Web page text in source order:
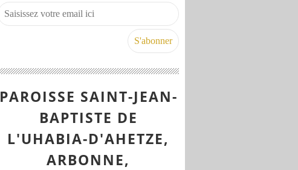
PAROISSE SAINT-JEAN-
BAPTISTE DE
L'UHABIA-D'AHETZE,
ARBONNE,